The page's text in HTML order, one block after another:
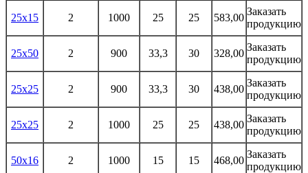
25х15 2 1000 25 25 583,00
Заказать
продукцию
25х50 2 900 33,3 30 328,00
Заказать
продукцию
25х25 2 900 33,3 30 438,00
Заказать
продукцию
25х25 2 1000 25 25 438,00
Заказать
продукцию
50х16 2 1000 15 15 468,00
Заказать
продукцию